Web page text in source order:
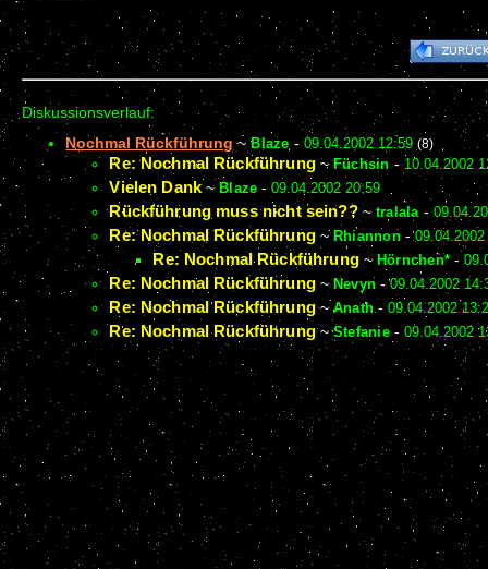
Diskussionsverlauf:
Nochmal Rückführung ~Blaze - 09.04.2002 12:59 (8)
Re: Nochmal Rückführung~Füchsin -10.04.2002
Vielen Dank~ Blaze -09.04.2002 20:59
Rückführung muss nicht sein??~ tralala-
Re: Nochmal Rückführung~ Rhiannon-
Re: Nochmal Rückführung~ Hörnchen* -
Re: Nochmal Rückführung~ Nevyn -09.04.2002
Re: Nochmal Rückführung~ Anath-09.04.2002
Re: Nochmal Rückführung~Stefanie- 09.04.2002